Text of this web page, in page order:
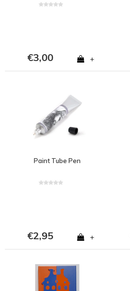
€3,00 +
Paint Tube Pen
€2,95 +